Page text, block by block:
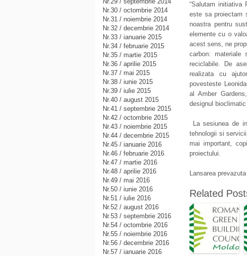
“Salutam initiativa
este sa proiectam
noastra pentru
elemente cu o
acest sens, ne
carbon: materiale
reciclabile. De
realizata cu
povesteste
al Amber
designul
La sesiunea de
tehnologii si
mai important,
proiectului.
Lansarea
Related
Nr.30 / octombrie 2014
Nr.31 / noiembrie 2014
Nr.32 / decembrie 2014
Nr.33 / ianuarie 2015
Nr.34 / februarie 2015
Nr.35 / martie 2015
Nr.36 / aprilie 2015
Nr.37 / mai 2015
Nr.38 / iunie 2015
Nr.39 / iulie 2015
Nr.40 / august 2015
Nr.41 / septembrie 2015
Nr.42 / octombrie 2015
Nr.43 / noiembrie 2015
Nr.44 / decembrie 2015
Nr.45 / ianuarie 2016
Nr.46 / februarie 2016
Nr.47 / martie 2016
Nr.48 / aprilie 2016
Nr.49 / mai 2016
Nr.50 / iunie 2016
Nr.51 / iulie 2016
Nr.52 / august 2016
Nr.53 / septembrie 2016
Nr.54 / octombrie 2016
Nr.55 / noiembrie 2016
Nr.56 / decembrie 2016
Nr.57 / ianuarie 2016